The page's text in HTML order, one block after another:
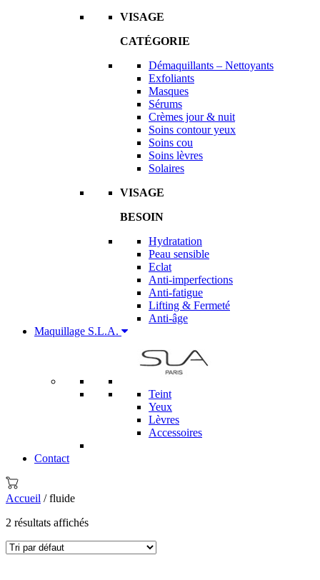
VISAGE
CATÉGORIE
Démaquillants – Nettoyants
Exfoliants
Masques
Sérums
Crèmes jour & nuit
Soins contour yeux
Soins cou
Soins lèvres
Solaires
VISAGE
BESOIN
Hydratation
Peau sensible
Eclat
Anti-imperfections
Anti-fatigue
Lifting & Fermeté
Anti-âge
Maquillage S.L.A.
Teint
Yeux
Lèvres
Accessoires
Contact
Accueil / fluide
2 résultats affichés